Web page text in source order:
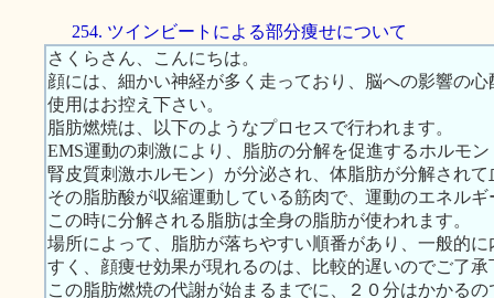
254. ツインビートによる部分痩せについて
さくらさん、こんにちは。
顔には、細かい神経が多く走っており、脳への影響の
使用はお控え下さい。
脂肪燃焼は、以下のようなプロセスで行われます。
EMS運動の刺激により、脂肪の分解を促進するホルモ
腎皮質刺激ホルモン）が分泌され、体脂肪が分解され
その脂肪酸が収縮運動している筋肉で、運動のエネル
この時に分解される脂肪は全身の脂肪が使われます。
場所によって、脂肪が落ちやすい順番があり、一般的
すく、顔痩せ効果が現れるのは、比較的遅いのでご了承
この脂肪燃焼の代謝が始まるまでに、２０分はかかる